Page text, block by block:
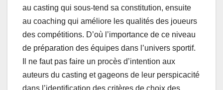
au casting qui sous-tend sa constitution, ensuite
au coaching qui améliore les qualités des joueurs
des compétitions. D’où l’importance de ce niveau
de préparation des équipes dans l’univers sportif.
Il ne faut pas faire un procès d’intention aux
auteurs du casting et gageons de leur perspicacité
dans l’identification des critères de choix des